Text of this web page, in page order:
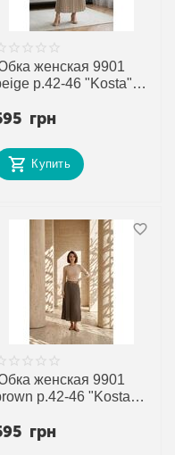
женская 9901
р.42-46 "Kosta"
поставщика
грн
Купить
женская 9901
р.42-46 "Kosta"
поставщика
грн